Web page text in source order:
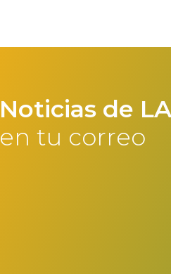
Noticias de
en tu correo